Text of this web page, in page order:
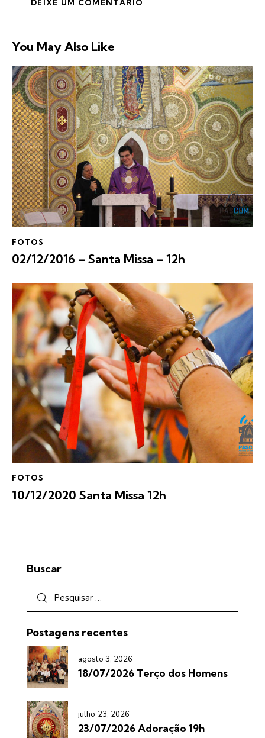
You May Also Like
FOTOS
02/12/2016 – Santa Missa – 12h
FOTOS
10/12/2020 Santa Missa 12h
Buscar
Postagens recentes
agosto 3, 2026
18/07/2026 Terço dos Homens
julho 23, 2026
23/07/2026 Adoração 19h